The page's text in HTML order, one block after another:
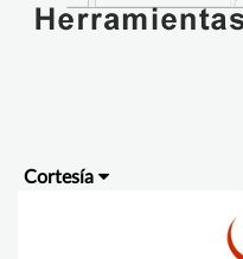
Cortesía